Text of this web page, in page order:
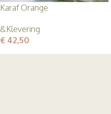
Karaf Orange
&Klevering
€ 42,50